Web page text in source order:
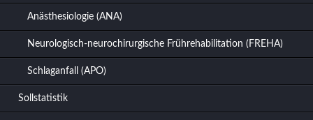
Anästhesiologie (ANA)
Neurologisch-neurochirurgische Frührehabilitation (FREHA)
Schlaganfall (APO)
Sollstatistik